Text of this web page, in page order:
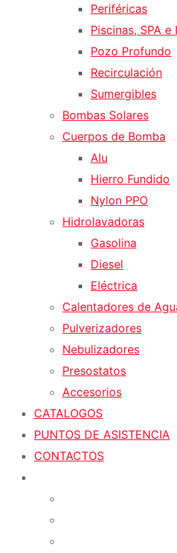
Periféricas
Piscinas, SPA
Pozo Profundo
Recirculación
Sumergibles
Bombas Solares
Cuerpos de Bomba
Alu
Hierro Fundido
Nylon PPO
Hidrolavadoras
Gasolina
Diesel
Eléctrica
Calentadores de
Pulverizadores
Nebulizadores
Presostatos
Accesorios
CATALOGOS
PUNTOS DE ASISTENCIA
CONTACTOS